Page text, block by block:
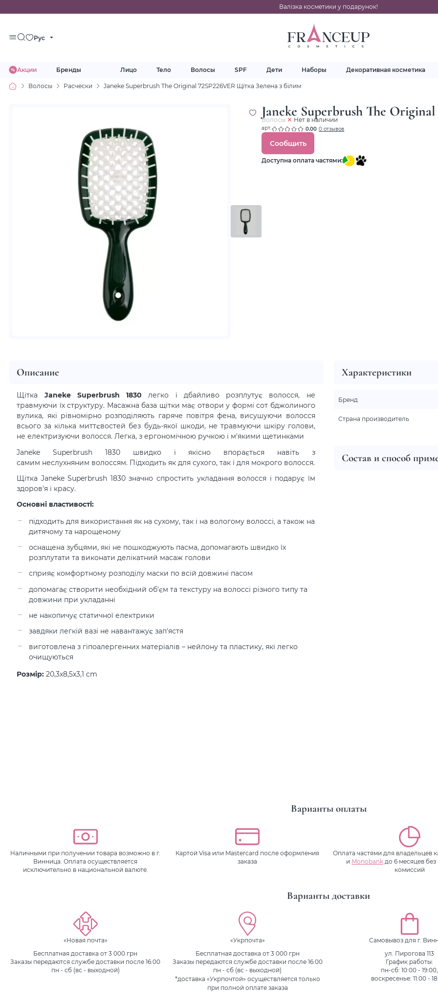
Валізка косметики у подарунок!
Рус
Акции Бренды Лицо Тело Волосы SPF Дети Наборы Декоративная косметика
Волосы Расчески Janeke Superbrush The Original 72SP226VER Щітка Зелена з білим
Janeke Superbrush The
Волосы Нет в наличии
арт. 0.00 0 отзывов
Сообщить
Доступна оплата частями:
Описание
Щітка Janeke Superbrush 1830 легко і дбайливо розплутує волосся, не
травмуючи їх структуру. Масажна база щітки має отвори у формі сот бджолиного
вулика, які рівномірно розподіляють гаряче повітря фена, висушуючи волосся
всього за кілька миттєвостей без будь-якої шкоди, не травмуючи шкіру голови,
не електризуючи волосся. Легка, з ергономічною ручкою і м'якими щетинками
Janeke Superbrush 1830 швидко і якісно впорається навіть з
самим неслухняним волоссям. Підходить як для сухого, так і для мокрого волосся.
Щітка Janeke Superbrush 1830 значно спростить укладання волосся і подарує їм
здоров'я і красу.
Основні властивості:
підходить для використання як на сухому, так і на вологому волоссі, а також на
дитячому та нарощеному
оснащена зубцями, які не пошкоджують пасма, допомагають швидко їх
розплутати та виконати делікатний масаж голови
сприяє комфортному розподілу маски по всій довжині пасом
допомагає створити необхідний об'єм та текстуру на волоссі різного типу та
довжини при укладанні
не накопичує статичної електрики
завдяки легкій вазі не навантажує зап'ястя
виготовлена з гіпоалергенних матеріалів – нейлону та пластику, які легко
очищуються
Розмір:20,3x8,5x3,1 cm
Состав и способ
Характеристики
Бренд
Страна производитель
Варианты оплаты
Наличными при получении товара возможно в г.
Винница. Оплата осуществляется
исключительно в национальной валюте.
Картой Visa или Mastercard после оформления
заказа
Оплата частями для владельцев
и Monobank до 6 месяцев
комиссий
Варианты доставки
«Новая почта»
Бесплатная доставка от 3 000 грн
Заказы передаются службе доставки после 16:00
пн - сб (вс - выходной)
«Укрпочта»
Бесплатная доставка от 3 000 грн
Заказы передаются службе доставки после 16:00
пн - сб (вс - выходной)
*доставка «Укрпочтой» осуществляется только
при полной оплате заказа
Самовывоз для г.
ул. Пирогова 113
График работы:
пн-сб: 10:00 - 19:00,
воскресенье: 11:00 -